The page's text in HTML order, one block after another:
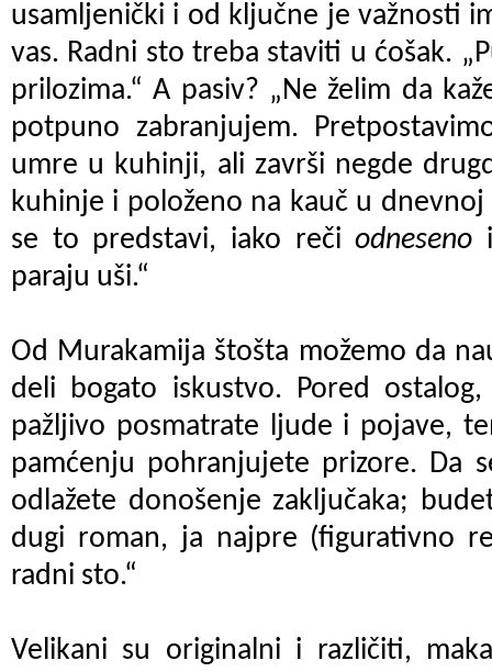
usamljenički i od ključne je važnosti
vas. Radni sto treba staviti u ćošak.
prilozima.“ A pasiv? „Ne želim da
potpuno zabranjujem.
umre u kuhinji, ali završi negde
kuhinje i položeno na kauč u dnevnoj
se to predstavi, iako rečiodneseno
paraju uši.“
Od Murakamija štošta možemo da
deli bogato iskustvo. Pored
pažljivo posmatrate ljude i pojave,
pamćenju pohranjujete prizore. Da
odlažete donošenje zaključaka;
dugi roman, ja najpre (figurativno
radni sto.“
Velikani su originalni i različiti,